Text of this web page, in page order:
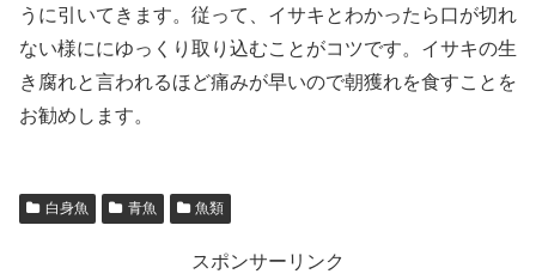
うに引いてきます。従って、イサキとわかったら口が切れ
ない様ににゆっくり取り込むことがコツです。イサキの生
き腐れと言われるほど痛みが早いので朝獲れを食すことを
お勧めします。
白身魚 青魚 魚類
スポンサーリンク